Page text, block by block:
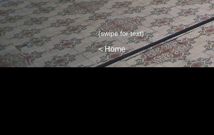
(swipe for text)
< Home